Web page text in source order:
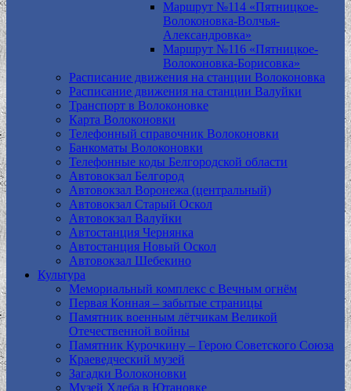
Маршрут №114 «Пятницкое-
Волоконовка-Волчья-
Александровка»
Маршрут №116 «Пятницкое-
Волоконовка-Борисовка»
Расписание движения на станции Волоконовка
Расписание движения на станции Валуйки
Транспорт в Волоконовке
Карта Волоконовки
Телефонный справочник Волоконовки
Банкоматы Волоконовки
Телефонные коды Белгородской области
Автовокзал Белгород
Автовокзал Воронежа (центральный)
Автовокзал Старый Оскол
Автовокзал Валуйки
Автостанция Чернянка
Автостанция Новый Оскол
Автовокзал Шебекино
Культура
Мемориальный комплекс с Вечным огнём
Первая Конная – забытые страницы
Памятник военным лётчикам Великой
Отечественной войны
Памятник Курочкину – Герою Советского Союза
Краеведческий музей
Загадки Волоконовки
Музей Хлеба в Ютановке